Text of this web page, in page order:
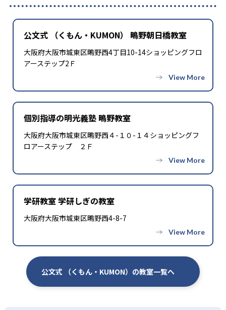
公文式 （くもん・KUMON） 鴫野朝日橋教室
大阪府大阪市城東区鴫野西4丁目10-14ショッピングフロ
アーステップ2Ｆ
個別指導の明光義塾 鴫野教室
大阪府大阪市城東区鴫野西４-１０-１４ショッピングフ
ロアーステップ ２Ｆ
学研教室 学研しぎの教室
大阪府大阪市城東区鴫野西4-8-7
公文式 （くもん・KUMON）の教室一覧へ